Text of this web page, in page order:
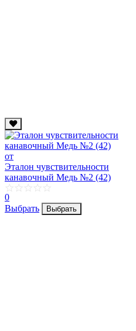
от
Эталон чувствительности
канавочный Медь №2 (42)
0
Выбрать
Выбрать